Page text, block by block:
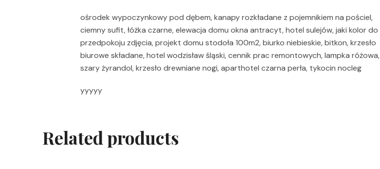
ośrodek wypoczynkowy pod dębem, kanapy rozkładane z pojemnikiem na pościel,
ciemny sufit, łóżka czarne, elewacja domu okna antracyt, hotel sulejów, jaki kolor do
przedpokoju zdjęcia, projekt domu stodoła 100m2, biurko niebieskie, bitkon, krzesło
biurowe składane, hotel wodzisław śląski, cennik prac remontowych, lampka różowa,
szary żyrandol, krzesło drewniane nogi, aparthotel czarna perła, tykocin nocleg
yyyyy
Related products